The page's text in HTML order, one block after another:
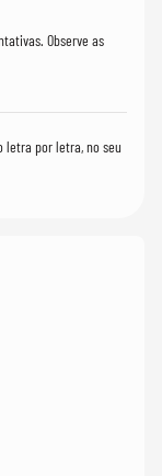
Observe as
letra por letra, no seu